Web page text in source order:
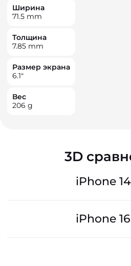
Ширина
71.5 mm
Толщина
7.85 mm
Размер экрана
6.1"
Вес
206 g
3D
iPhone
iPhone